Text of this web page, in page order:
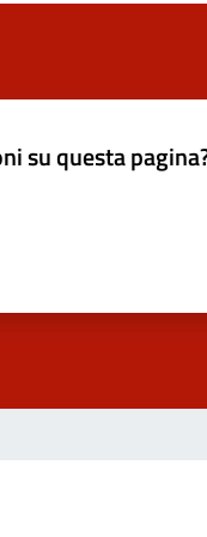
su questa